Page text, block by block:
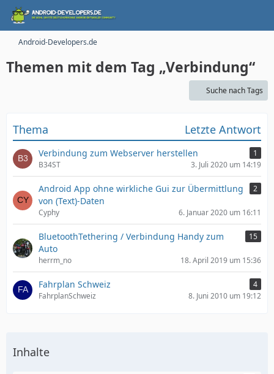
Android-Developers.de
Themen mit dem Tag „Verbindung“
Suche nach Tags
Thema Letzte Antwort
Verbindung zum Webserver herstellen
1
B34ST
3. Juli 2020 um 14:19
Android App ohne wirkliche Gui zur Übermittlung
von (Text)-Daten
2
Cyphy 6. Januar 2020 um 16:11
BluetoothTethering / Verbindung Handy zum
Auto
15
herrm_no 18. April 2019 um 15:36
Fahrplan Schweiz
4
FahrplanSchweiz
8. Juni 2010 um 19:12
Inhalte